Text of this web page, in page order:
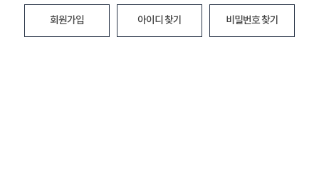
회원가입 아이디 찾기 비밀번호 찾기